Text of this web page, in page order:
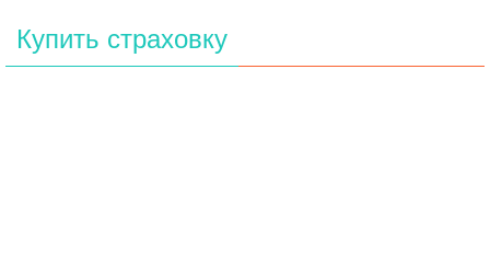
Купить страховку